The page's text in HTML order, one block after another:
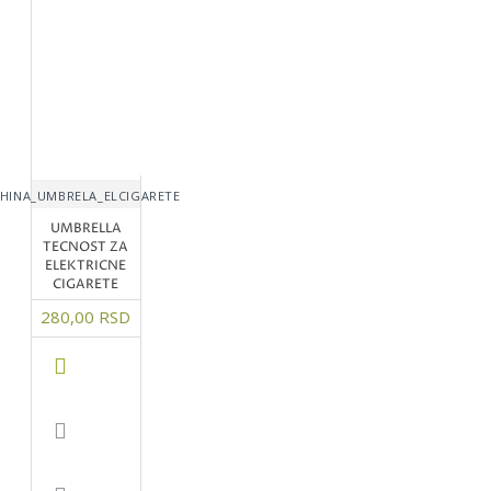
UMBRELLA
TECNOST ZA
ELEKTRICNE
CIGARETE
280,00 RSD